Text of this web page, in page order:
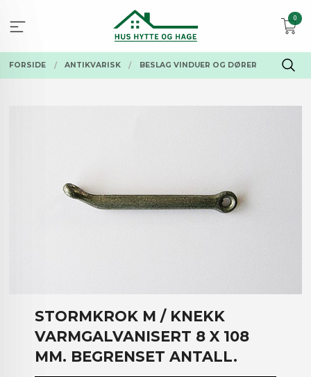
innholdet
0
FORSIDE ANTIKVARISK BESLAG VINDUER OG DØRER
STORMKROK M / KNEKK
VARMGALVANISERT 8 X 108
MM. BEGRENSET ANTALL.